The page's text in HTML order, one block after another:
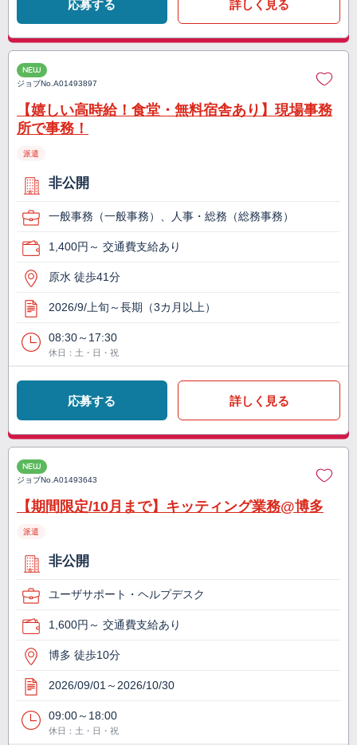
応募する 詳しく見る
NEW
ジョブNo.A01493897
【嬉しい高時給！食堂・無料宿舎あり】現場事務
所で事務！
派遣
非公開
一般事務（一般事務）、人事・総務（総務事務）
1,400円～ 交通費支給あり
原水 徒歩41分
2026/9/上旬～長期（3カ月以上）
08:30～17:30
休日：土・日・祝
応募する 詳しく見る
NEW
ジョブNo.A01493643
【期間限定/10月まで】キッティング業務@博多
派遣
非公開
ユーザサポート・ヘルプデスク
1,600円～ 交通費支給あり
博多 徒歩10分
2026/09/01～2026/10/30
09:00～18:00
休日：土・日・祝